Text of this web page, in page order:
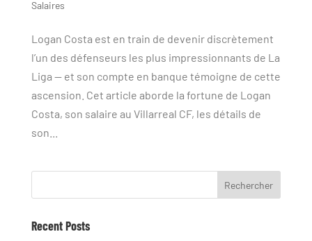
Salaires
Logan Costa est en train de devenir discrètement
l’un des défenseurs les plus impressionnants de La
Liga — et son compte en banque témoigne de cette
ascension. Cet article aborde la fortune de Logan
Costa, son salaire au Villarreal CF, les détails de
son...
Rechercher
Recent Posts